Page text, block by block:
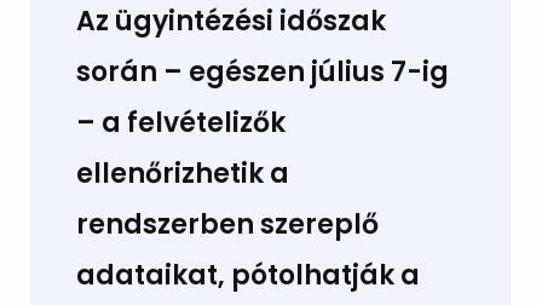
Az ügyintézési időszak
során – egészen július 7-ig
– a felvételizők
ellenőrizhetik a
rendszerben szereplő
adataikat, pótolhatják a